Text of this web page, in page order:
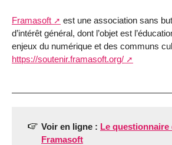
Framasoft
est une association sans
d’intérêt général, dont l’objet est
enjeux du numérique et des communs
https://soutenir.framasoft.org/
Voir en ligne : Le questionnaire
Framasoft